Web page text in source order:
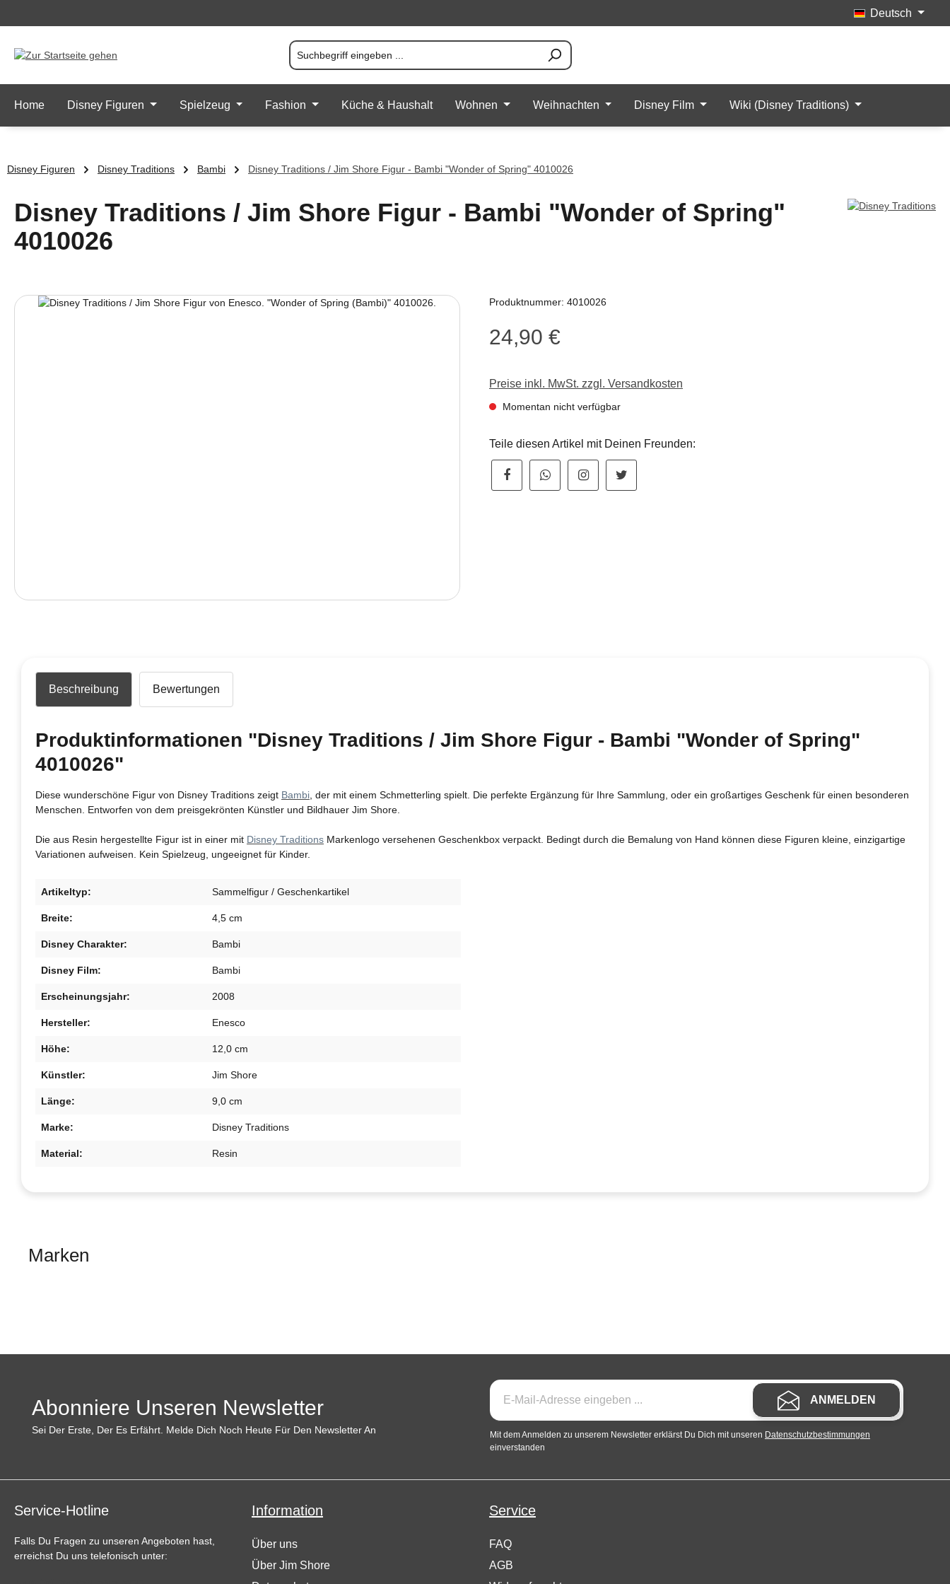
Deutsch
Home Disney Figuren Spielzeug Fashion Küche & Haushalt Wohnen Weihnachten Disney Film Wiki (Disney Traditions)
Disney Figuren Disney Traditions Bambi Disney Traditions / Jim Shore Figur - Bambi "Wonder of Spring" 4010026
Disney Traditions / Jim Shore Figur - Bambi "Wonder of Spring"
4010026
Bildergalerie überspringen Produktnummer: 4010026
Regulärer Preis:
24,90 €
Preise inkl. MwSt. zzgl. Versandkosten
Momentan nicht verfügbar
Teile diesen Artikel mit Deinen Freunden:
Beschreibung Bewertungen
Produktinformationen "Disney Traditions / Jim Shore Figur - Bambi "Wonder of Spring"
4010026"
Diese wunderschöne Figur von Disney Traditions zeigt Bambi , der mit einem Schmetterling spielt. Die perfekte Ergänzung für Ihre Sammlung, oder ein großartiges Geschenk für einen besonderen
Menschen. Entworfen von dem preisgekrönten Künstler und Bildhauer Jim Shore.
Die aus Resin hergestellte Figur ist in einer mit Disney Traditions Markenlogo versehenen Geschenkbox verpackt. Bedingt durch die Bemalung von Hand können diese Figuren kleine, einzigartige
Variationen aufweisen. Kein Spielzeug, ungeeignet für Kinder.
Artikeltyp: Sammelfigur / Geschenkartikel
Breite: 4,5 cm
Disney Charakter: Bambi
Disney Film: Bambi
Erscheinungsjahr: 2008
Hersteller: Enesco
Höhe: 12,0 cm
Künstler: Jim Shore
Länge: 9,0 cm
Marke: Disney Traditions
Material: Resin
Marken
Abonniere Unseren Newsletter
Sei Der Erste, Der Es Erfährt. Melde Dich Noch Heute Für Den Newsletter An
ANMELDEN
Mit dem Anmelden zu unserem Newsletter erklärst Du Dich mit unseren Datenschutzbestimmungen
einverstanden
Service-Hotline
Falls Du Fragen zu unseren Angeboten hast,
erreichst Du uns telefonisch unter:
Information
Über uns
Über Jim Shore
Service
FAQ
AGB